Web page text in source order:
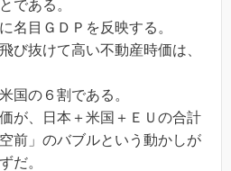
である。
名目ＧＤＰを反映する。
び抜けて高い不動産時価は、
国の６割である。
が、日本＋米国＋ＥＵの合計
前」のバブルという動かしが
だ。